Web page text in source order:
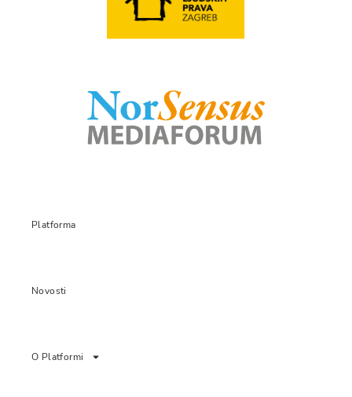
Platforma
Novosti
O Platformi